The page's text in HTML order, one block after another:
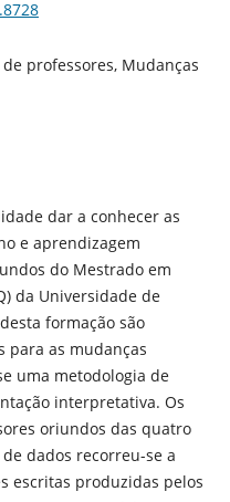
professores, Mudanças
dar a conhecer as
e aprendizagem
do Mestrado em
da Universidade de
formação são
para as mudanças
uma metodologia de
interpretativa. Os
oriundos das quatro
dados recorreu-se a
escritas produzidas pelos